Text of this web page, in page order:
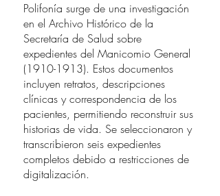
Polifonía surge de una investigación
en el Archivo Histórico de la
Secretaría de Salud sobre
expedientes del Manicomio General
(1910-1913). Estos documentos
incluyen retratos, descripciones
clínicas y correspondencia de los
pacientes, permitiendo reconstruir sus
historias de vida. Se seleccionaron y
transcribieron seis expedientes
completos debido a restricciones de
digitalización.